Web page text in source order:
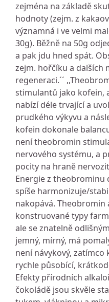
zejména na základě
hodnoty (zejm. z
významná i ve velmi
30g). Běžně na 50g
a pak jdu hned spát.
zejm. hořčíku a dalších
regeneraci.´´
stimulantů jako kofein,
nabízí déle trvající a
prudkého výkyvu a
kofein dokonale
není theobromin
nervového systému, a
pocity na hraně
Energie z theobrominu
spíše harmonizuje/
nakopává.
konstruované typy
ale se znatelně
jemný, mírný, má
není návykový, zatímco
rychle působící,
Efekty přírodních
čokoládě jsou skvěle